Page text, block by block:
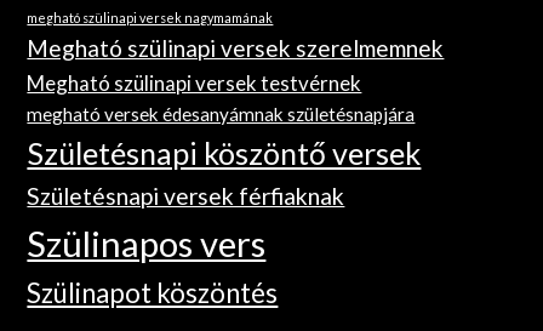
megható szülinapi versek nagymamának
Megható szülinapi versek szerelmemnek
Megható szülinapi versek testvérnek
megható versek édesanyámnak születésnapjára
Születésnapi köszöntő versek
Születésnapi versek férfiaknak
Szülinapos vers
Szülinapot köszöntés